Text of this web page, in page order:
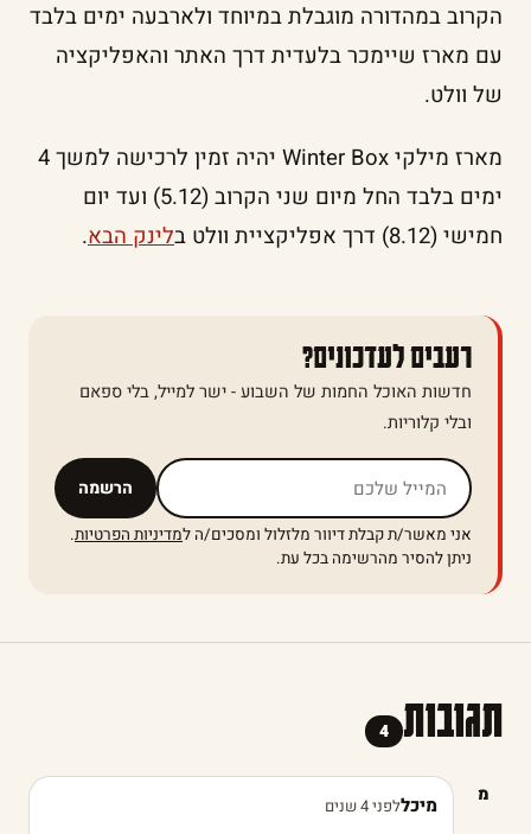
הקרוב במהדורה מוגבלת במיוחד ולארבעה ימים בלבד
עם מארז שיימכר בלעדית דרך האתר והאפליקציה
של וולט.
מארז מילקי Winter Box יהיה זמין לרכישה למשך 4
ימים בלבד החל מיום שני הקרוב (5.12) ועד יום
חמישי (8.12) דרך אפליקציית וולט ב
לינק הבא.
רעבים לעדכונים?
חדשות האוכל החמות של השבוע - ישר למייל, בלי ספאם
ובלי קלוריות.
הרשמה אל תמלאו שדה זה
אני מאשר/ת קבלת דיוור מלזלול ומסכים/ה למדיניות הפרטיות.
ניתן להסיר מהרשימה בכל עת.
תגובות 4
מ מיכללפני 4 שנים